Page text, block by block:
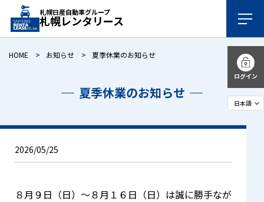
札幌日産自動車グループ
札幌レンタリース
ログイン
HOME お知らせ 夏季休業のお知らせ
夏季休業のお知らせ
2026/05/25
８月９日（日）～８月１６日（日）は誠に勝手なが